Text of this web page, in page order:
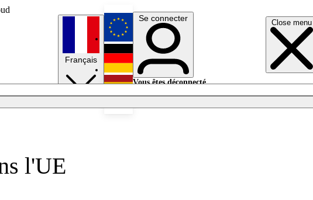
Close menu
Français
English
Deutsch
Se connecter
Vous êtes déconnecté.
l'UE